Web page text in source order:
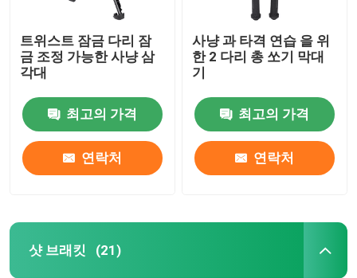
책상
트위스트 잠금 다리 잠
금 조정 가능한 사냥 삼
각대
최고의 가격
연락처
사냥 과 타격 연습 을 위
한 2 다리 총 쏘기 막대
기
최고의 가격
연락처
샷 브래킷 (21)